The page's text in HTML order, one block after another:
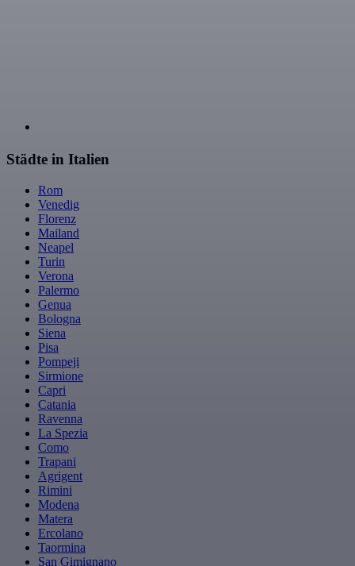
Städte in Italien
Rom
Venedig
Florenz
Mailand
Neapel
Turin
Verona
Palermo
Genua
Bologna
Siena
Pisa
Pompeji
Sirmione
Capri
Catania
Ravenna
La Spezia
Como
Trapani
Agrigent
Rimini
Modena
Matera
Ercolano
Taormina
San Gimignano